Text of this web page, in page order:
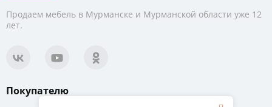
Продаем мебель в Мурманске и Мурманской области уже 12
лет.
Покупателю